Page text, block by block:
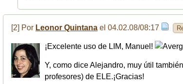
[2] Por Leonor Quintana el 04.02.08/08:17
¡Excelente uso de LIM, Manuel!
Y, como dice Alejandro, muy útil
profesores) de ELE.¡Gracias!